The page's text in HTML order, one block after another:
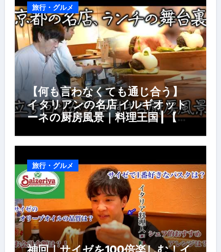
旅行・グルメ
【何も言わなくても通じ合う】
イタリアンの名店 イルギオット
ーネの厨房風景｜料理王国 | 【厨
風景】
旅行・グルメ
神回｜サイゼを100倍楽しむ！イ